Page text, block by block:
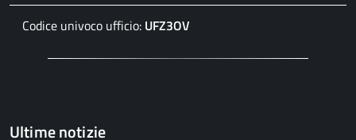
Codice univoco ufficio: UFZ3OV
Ultime notizie